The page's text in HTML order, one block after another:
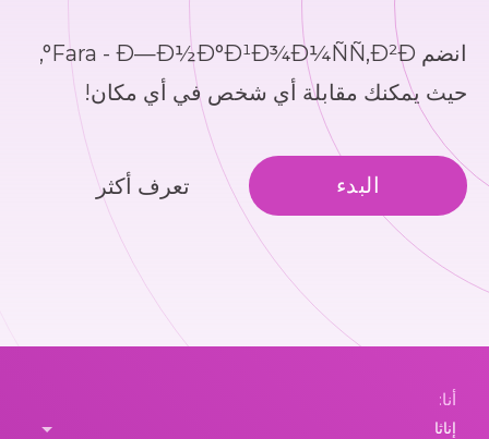
انضم Fara - Ð—Ð½Ð°Ð¹Ð¾Ð¼ÑÑ‚Ð²Ð°,
حيث يمكنك مقابلة أي شخص في أي مكان!
البدء تعرف أكثر
أنا: